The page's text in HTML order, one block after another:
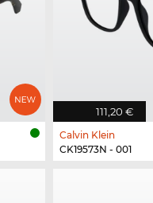
111,20 €
Calvin Klein
CK19573N - 001